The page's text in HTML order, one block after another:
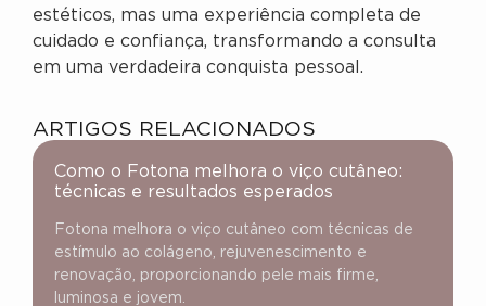
estéticos, mas uma experiência completa de
cuidado e confiança, transformando a consulta
em uma verdadeira conquista pessoal.
ARTIGOS RELACIONADOS
Como o Fotona melhora o viço cutâneo:
técnicas e resultados esperados
Fotona melhora o viço cutâneo com técnicas de
estímulo ao colágeno, rejuvenescimento e
renovação, proporcionando pele mais firme,
luminosa e jovem.